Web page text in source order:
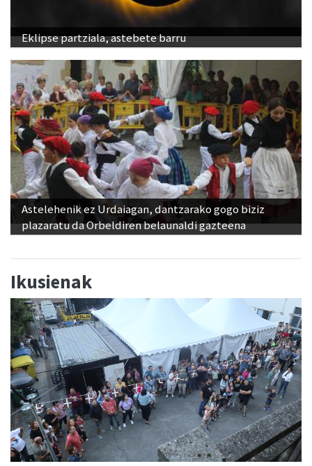
Eklipse partziala, astebete barru
Astelehenik ez Urdaiagan, dantzarako gogo biziz
plazaratu da Orbeldiren belaunaldi gazteena
Ikusienak